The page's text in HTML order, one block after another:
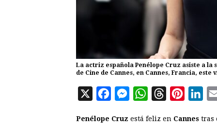
La actriz española Penélope Cruz asiste a la
de Cine de Cannes, en Cannes, Francia, este
X
M
W
Penélope Cruz está feliz en Cannes tras